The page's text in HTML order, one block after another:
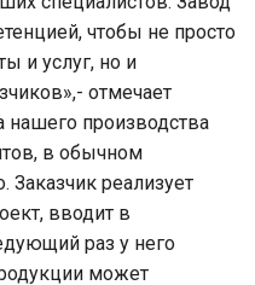
чтобы не просто
и услуг, но и
отмечает
нашего производства
в обычном
Заказчик реализует
вводит в
раз у него
может